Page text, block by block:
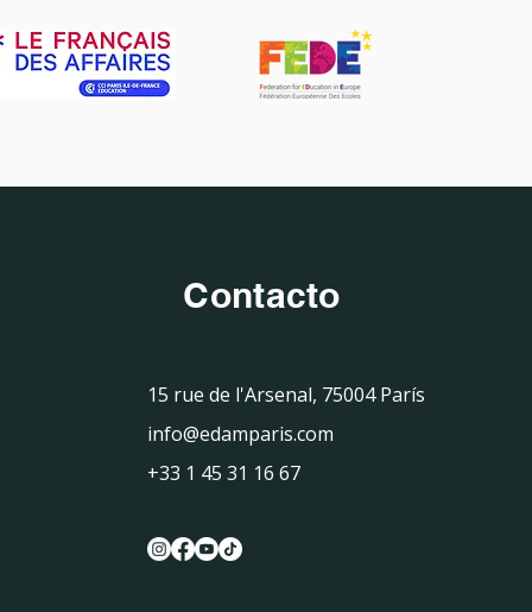
Contacto
15 rue de l'Arsenal, 75004 París
info@edamparis.com
+33 1 45 31 16 67